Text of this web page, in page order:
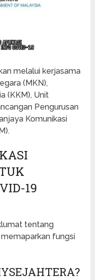
melalui kerjasama
(MKN),
(KKM), Unit
Pengurusan
Komunikasi
19
tentang
fungsi